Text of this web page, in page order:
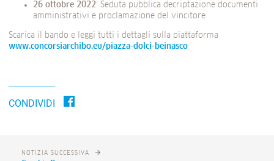
26 ottobre 2022: Seduta pubblica decriptazione documenti
amministrativi e proclamazione del vincitore
Scarica il bando e leggi tutti i dettagli sulla piattaforma
www.concorsiarchibo.eu/piazza-dolci-beinasco
CONDIVIDI
NOTIZIA SUCCESSIVA